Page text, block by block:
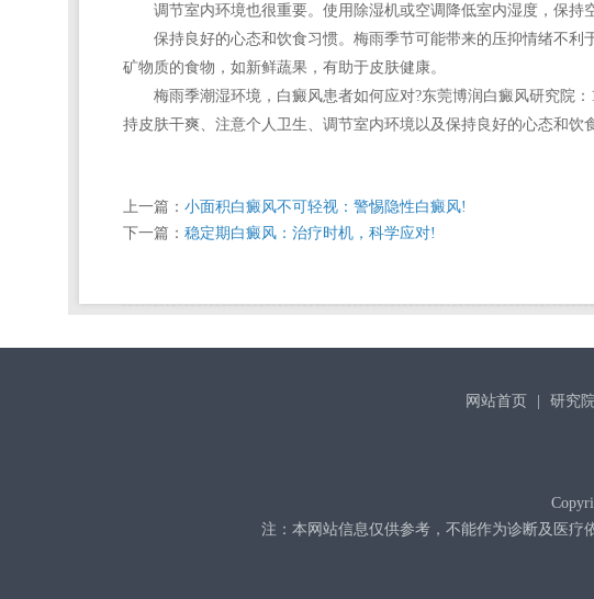
调节室内环境也很重要。使用除湿机或空调降低室内湿度，保持
保持良好的心态和饮食习惯。梅雨季节可能带来的压抑情绪不利
矿物质的食物，如新鲜蔬果，有助于皮肤健康。
梅雨季潮湿环境，白癜风患者如何应对?东莞博润白癜风研究院
持皮肤干爽、注意个人卫生、调节室内环境以及保持良好的心态和饮
上一篇： 小面积白癜风不可轻视：警惕隐性白癜风!
下一篇： 稳定期白癜风：治疗时机，科学应对!
网站首页 | 研究
注：本网站信息仅供参考，不能作为诊断及医疗